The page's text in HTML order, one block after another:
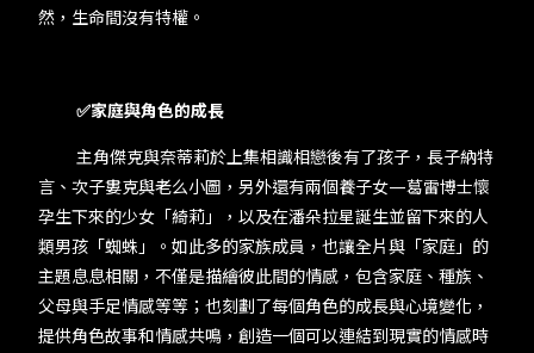
然，生命間沒有特權。
✅家庭與角色的成長
主角傑克與奈蒂莉於上集相識相戀後有了孩子，長子納特
言、次子婁克與老么小圖，另外還有兩個養子女—葛雷博士懷
孕生下來的少女「綺莉」，以及在潘朵拉星誕生並留下來的人
類男孩「蜘蛛」。如此多的家族成員，也讓全片與「家庭」的
主題息息相關，不僅是描繪彼此間的情感，包含家庭、種族、
父母與手足情感等等；也刻劃了每個角色的成長與心境變化，
提供角色故事和情感共鳴，創造一個可以連結到現實的情感時